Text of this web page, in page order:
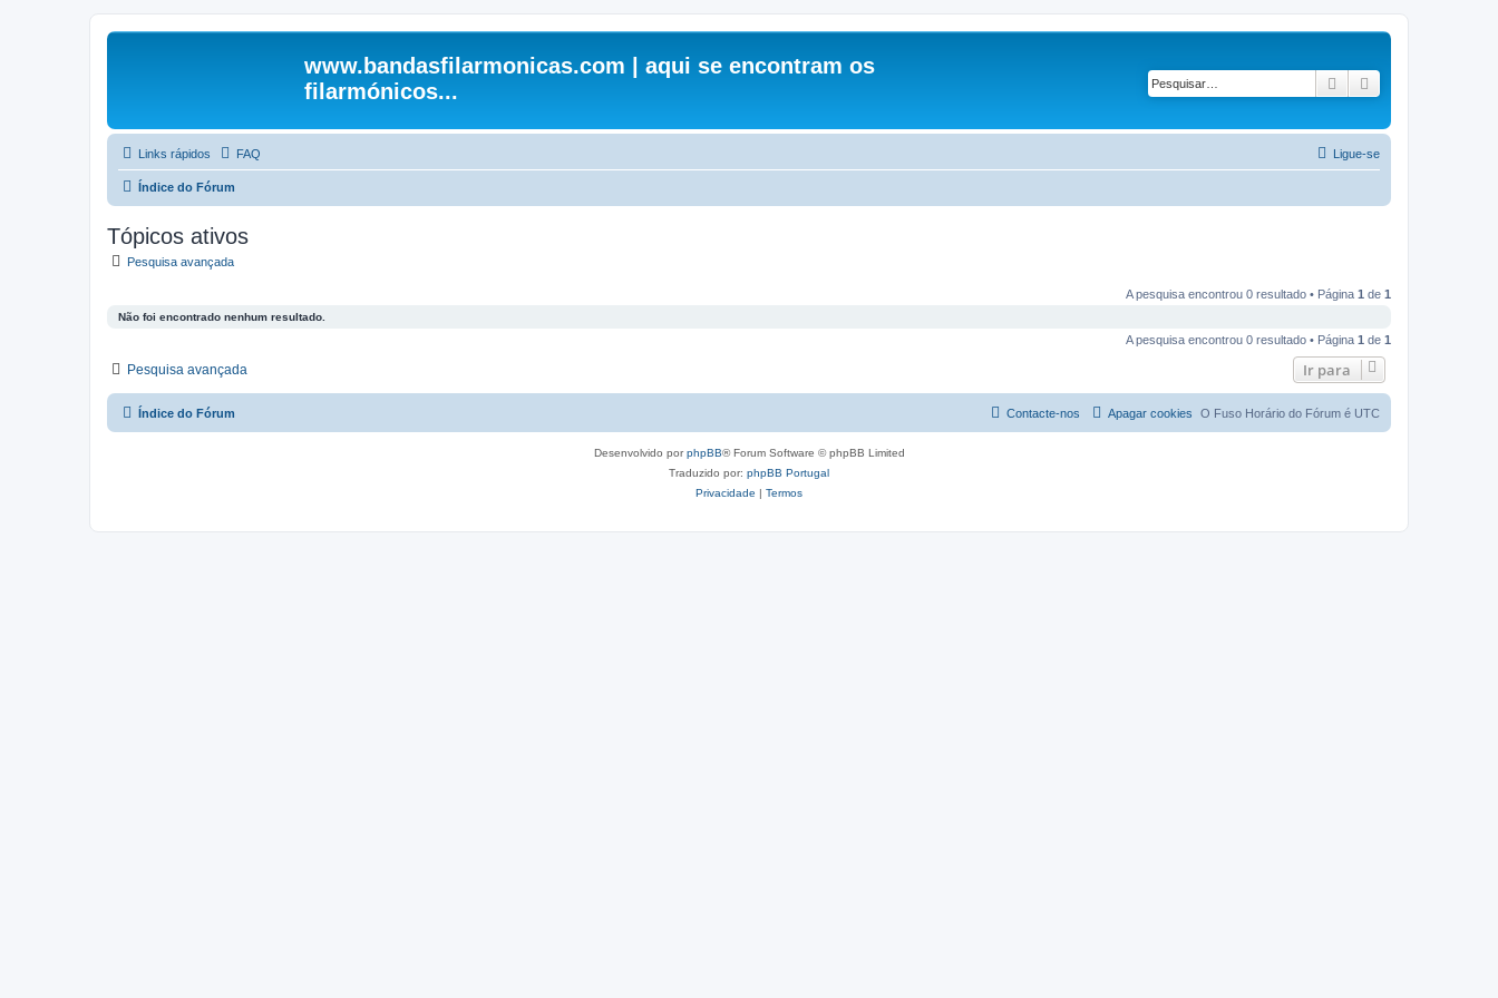
www.bandasfilarmonicas.com | aqui se encontram os
filarmónicos...
Pesquisar
Links rápidos FAQ Ligue-se
Índice do Fórum
Tópicos ativos
Pesquisa avançada
A pesquisa encontrou 0 resultado • Página 1 de 1
Não foi encontrado nenhum resultado.
A pesquisa encontrou 0 resultado • Página 1 de 1
Pesquisa avançada Ir para
Índice do Fórum O Fuso Horário do Fórum é UTC
Apagar cookies
Contacte-nos
Desenvolvido porphpBB® Forum Software © phpBB Limited
Traduzido por: phpBB Portugal
Privacidade | Termos